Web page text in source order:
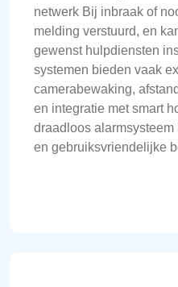
netwerk Bij inbraak of
melding verstuurd, en
gewenst hulpdiensten
systemen bieden vaak
camerabewaking,
en integratie met smart
draadloos
en gebruiksvriendelijke